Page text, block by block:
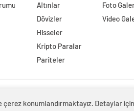
Altınlar
Dövizler
Hisseler
Kripto Paralar
Pariteler
Foto
Video
çerez konumlandırmaktayız. Detaylar için